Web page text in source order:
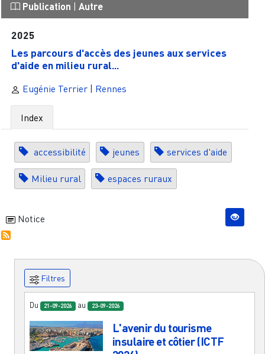
Publication Autre
2025
Les parcours d'accès des jeunes aux services
d'aide en milieu rural...
Eugénie Terrier| Rennes
Index
accessibilité jeunes services d'aide
Milieu rural espaces ruraux
Notice
Filtres
Du 21-09-2026 au 23-09-2026
L'avenir du tourisme
insulaire et côtier (ICTF